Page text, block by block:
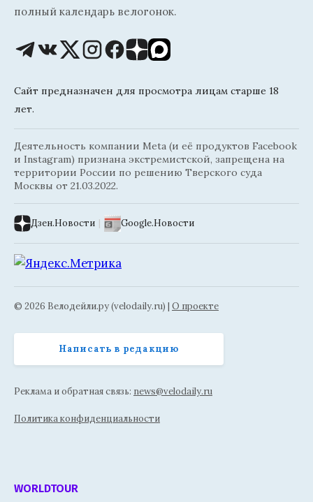
полный календарь велогонок.
Сайт предназначен для просмотра лицам старше 18
лет.
Деятельность компании Meta (и её продуктов Facebook
и Instagram) признана экстремистской, запрещена на
территории России по решению Тверского суда
Москвы от 21.03.2022.
Дзен.Новости | Google.Новости
© 2026 Велодейли.ру (velodaily.ru) | О проекте
Написать в редакцию
Реклама и обратная связь: news@velodaily.ru
Политика конфиденциальности
WORLDTOUR